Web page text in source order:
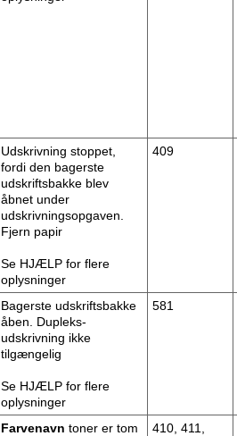
Udskrivning stoppet,
fordi den bagerste
udskriftsbakke blev
åbnet under
udskrivningsopgaven.
Fjern papir
Se HJÆLP for flere
oplysninger
409
Bagerste udskriftsbakke
åben. Dupleks-
udskrivning ikke
tilgængelig
Se HJÆLP for flere
oplysninger
581
Farvenavn toner er tom
410, 411,